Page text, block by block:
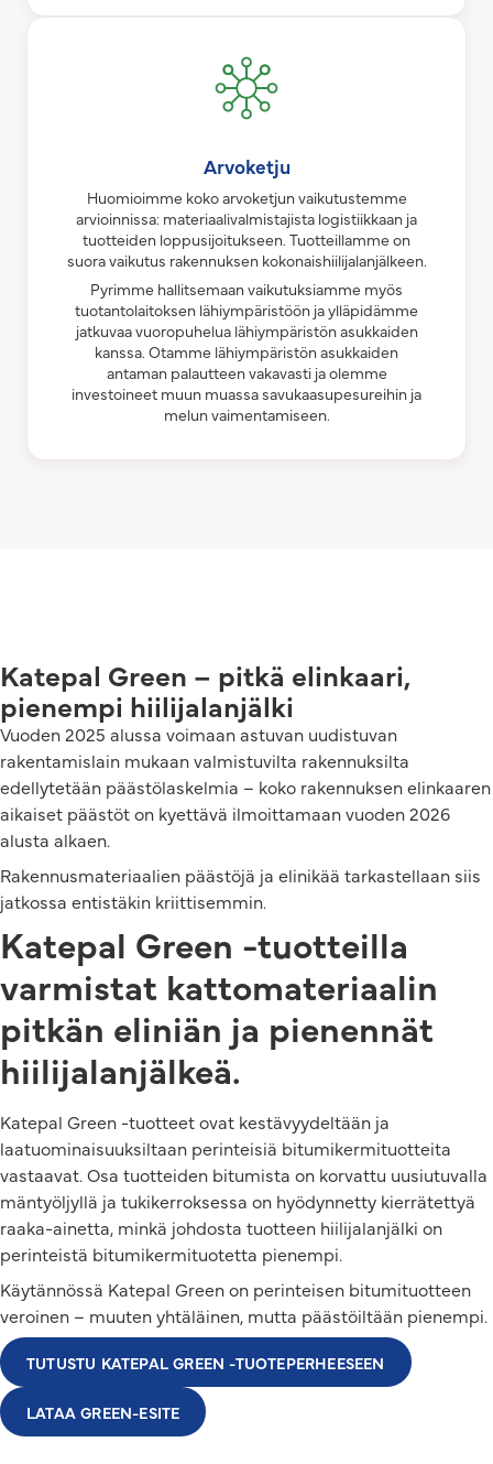
Arvoketju
Huomioimme koko arvoketjun vaikutustemme
arvioinnissa: materiaalivalmistajista logistiikkaan ja
tuotteiden loppusijoitukseen. Tuotteillamme on
suora vaikutus rakennuksen kokonaishiilijalanjälkeen.
Pyrimme hallitsemaan vaikutuksiamme myös
tuotantolaitoksen lähiympäristöön ja ylläpidämme
jatkuvaa vuoropuhelua lähiympäristön asukkaiden
kanssa. Otamme lähiympäristön asukkaiden
antaman palautteen vakavasti ja olemme
investoineet muun muassa savukaasupesureihin ja
melun vaimentamiseen.
Katepal Green – pitkä elinkaari,
pienempi hiilijalanjälki
Vuoden 2025 alussa voimaan astuvan uudistuvan
rakentamislain mukaan valmistuvilta rakennuksilta
edellytetään päästölaskelmia – koko rakennuksen elinkaaren
aikaiset päästöt on kyettävä ilmoittamaan vuoden 2026
alusta alkaen.
Rakennusmateriaalien päästöjä ja elinikää tarkastellaan siis
jatkossa entistäkin kriittisemmin.
Katepal Green -tuotteilla
varmistat kattomateriaalin
pitkän eliniän ja pienennät
hiilijalanjälkeä.
Katepal Green -tuotteet ovat kestävyydeltään ja
laatuominaisuuksiltaan perinteisiä bitumikermituotteita
vastaavat. Osa tuotteiden bitumista on korvattu uusiutuvalla
mäntyöljyllä ja tukikerroksessa on hyödynnetty kierrätettyä
raaka-ainetta, minkä johdosta tuotteen hiilijalanjälki on
perinteistä bitumikermituotetta pienempi.
Käytännössä Katepal Green on perinteisen bitumituotteen
veroinen – muuten yhtäläinen, mutta päästöiltään pienempi.
TUTUSTU KATEPAL GREEN -TUOTEPERHEESEEN
LATAA GREEN-ESITE